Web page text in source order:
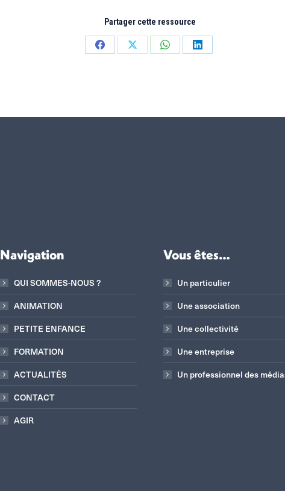
Partager cette ressource
PartagerPartagerPartagerPartager
Navigation
QUI SOMMES-NOUS ?
ANIMATION
PETITE ENFANCE
FORMATION
ACTUALITÉS
CONTACT
AGIR
Vous êtes…
Un particulier
Une association
Une collectivité
Une entreprise
Un professionnel des